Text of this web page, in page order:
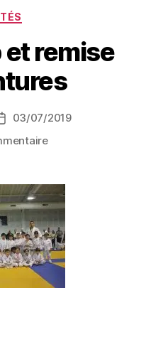
et remise
03/07/2019